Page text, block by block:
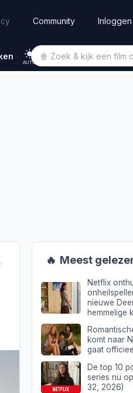
Community Inloggen
AUTO
binnen: 'Ontzettend gaaf!'
🔥 Meest
Netflix
nieuwe
hemmelige
komt naar
gaat
De top 10
series nu
32, 2026)